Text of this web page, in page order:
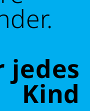
jedes
Kind